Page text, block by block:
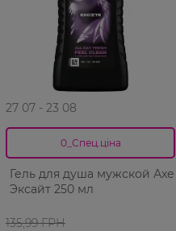
27 07 - 23 08
0_Спец.ціна
Гель для душа мужской Аxe
Эксайт 250 мл
135,99 ГРН